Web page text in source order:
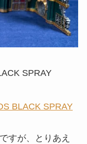
SPRAY
BLACK SPRAY
すが、とりあえ